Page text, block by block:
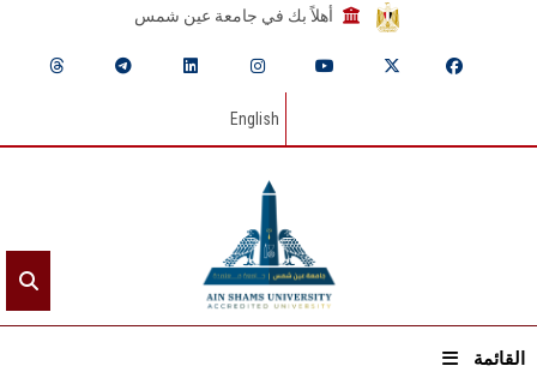
أهلاً بك في جامعة عين شمس
English
القائمة